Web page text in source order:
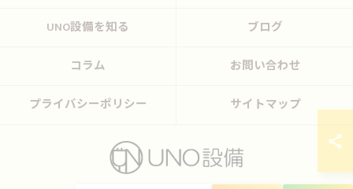
UNO設備を知る ブログ
コラム お問い合わせ
プライバシーポリシー サイトマップ